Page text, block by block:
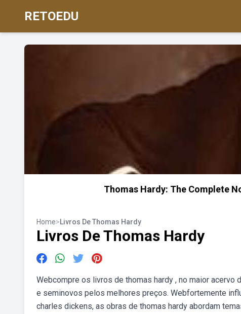
RETOEDU
Thomas Hardy: The Complete
Home>Livros De Thomas Hardy
Livros De Thomas Hardy
Webcompre os livros de thomas hardy , no maior
e seminovos pelos melhores preços. Webfortemente
charles dickens, as obras de thomas hardy abordam